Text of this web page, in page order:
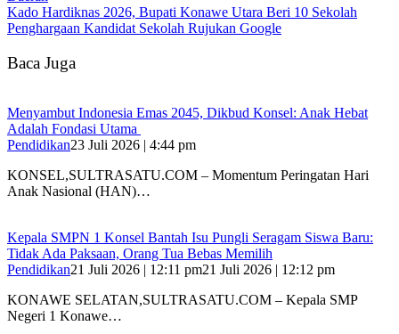
Kado Hardiknas 2026, Bupati Konawe Utara Beri 10 Sekolah
Penghargaan Kandidat Sekolah Rujukan Google
Baca Juga
‎Menyambut Indonesia Emas 2045, Dikbud Konsel: Anak Hebat
Adalah Fondasi Utama ‎
Pendidikan23 Juli 2026 | 4:44 pm
KONSEL,SULTRASATU.COM – Momentum Peringatan Hari
Anak Nasional (HAN)…
Kepala SMPN 1 Konsel Bantah Isu Pungli Seragam Siswa Baru:
Tidak Ada Paksaan, Orang Tua Bebas Memilih
Pendidikan21 Juli 2026 | 12:11 pm21 Juli 2026 | 12:12 pm
‎KONAWE SELATAN,SULTRASATU.COM – Kepala SMP
Negeri 1 Konawe…